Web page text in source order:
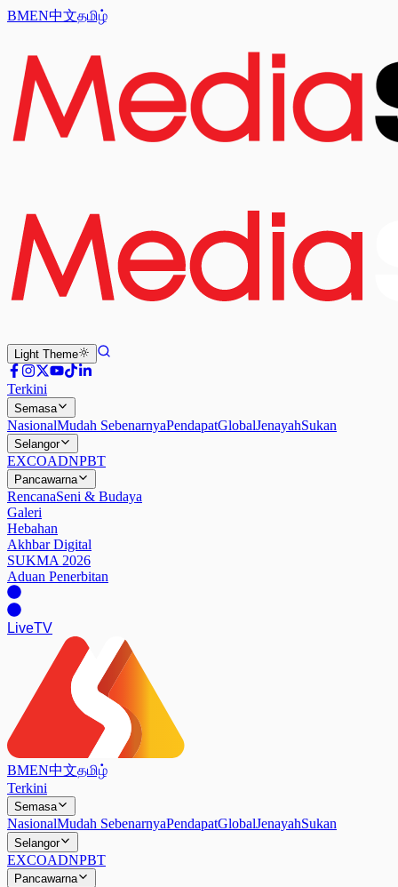
BMEN中文தமிழ்
Light Theme
Terkini
Semasa
NasionalMudah SebenarnyaPendapatGlobalJenayahSukan
Selangor
EXCOADNPBT
Pancawarna
RencanaSeni & Budaya
Galeri
Hebahan
Akhbar Digital
SUKMA 2026
Aduan Penerbitan
LiveTV
BMEN中文தமிழ்
Terkini
Semasa
NasionalMudah SebenarnyaPendapatGlobalJenayahSukan
Selangor
EXCOADNPBT
Pancawarna